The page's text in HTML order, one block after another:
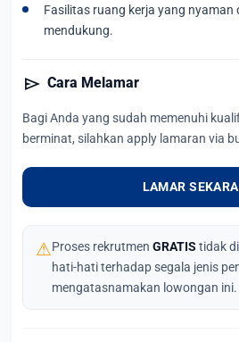
Fasilitas ruang kerja yang nyaman
mendukung.
send Cara Melamar
Bagi Anda yang sudah memenuhi
berminat, silahkan apply lamaran via
LAMAR
⚠Proses rekrutmen GRATIS tidak
hati-hati terhadap segala jenis
mengatasnamakan lowongan ini.